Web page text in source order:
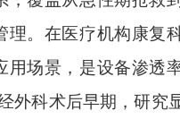
理。在医疗机构康复
用场景，是设备渗透
外科术后早期，研究